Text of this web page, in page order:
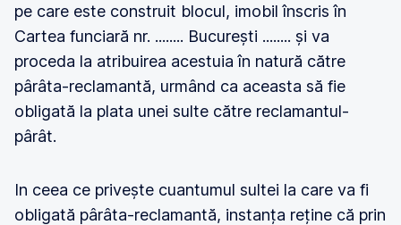
pe care este construit blocul, imobil înscris în
Cartea funciară nr. ........ București ........ și va
proceda la atribuirea acestuia în natură către
pârâta-reclamantă, urmând ca aceasta să fie
obligată la plata unei sulte către reclamantul-
pârât.
In ceea ce privește cuantumul sultei la care va fi
obligată pârâta-reclamantă, instanța reține că prin